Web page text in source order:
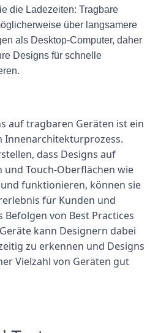
die Ladezeiten: Tragbare
über langsamere
als Desktop-Computer, daher
Designs für schnelle
auf tragbaren Geräten ist ein
Innenarchitekturprozess.
dass Designs auf
und Touch-Oberflächen wie
funktionieren, können sie
für Kunden und
Befolgen von Best Practices
kann Designern dabei
zu erkennen und Designs
Vielzahl von Geräten gut